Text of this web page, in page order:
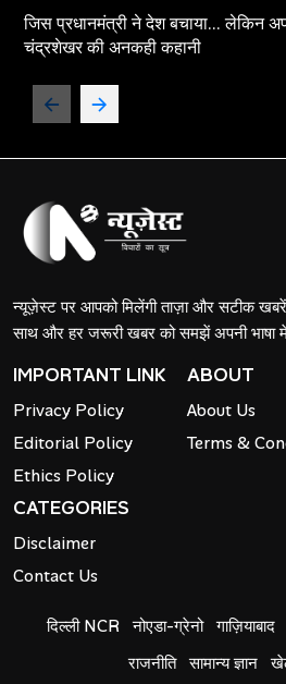
जिस प्रधानमंत्री ने देश बचाया... लेकिन
चंद्रशेखर की अनकही कहानी
न्यूज़ेस्ट पर आपको मिलेंगी ताज़ा और सटीक
साथ और हर जरूरी खबर को समझें अपनी भाषा
IMPORTANT LINK
Privacy Policy
Editorial Policy
Ethics Policy
ABOUT
About Us
Terms &
CATEGORIES
Disclaimer
Contact Us
दिल्ली NCR नोएडा-ग्रेनो गाज़ियाबाद
राजनीति सामान्य ज्ञान